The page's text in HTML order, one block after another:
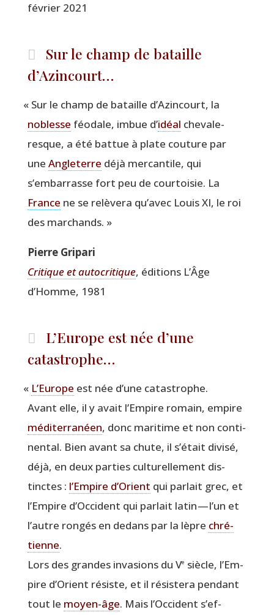
février 2021
Sur le champ de bataille
d’Azincourt…
« Sur le champ de bataille d’A­zin­court, la
noblesse féo­dale, imbue d’idéal che­va­le­
resque, a été bat­tue à plate cou­ture par
une Angle­terre déjà mer­can­tile, qui
s’embarrasse fort peu de cour­toi­sie. La
France ne se relè­ve­ra qu’a­vec Louis XI, le roi
des marchands. »
Pierre Gri­pa­ri
Cri­tique et auto­cri­tique, édi­tions L’Âge
d’Homme, 1981
L’Europe est née d’une
catastrophe…
« L’Eu­rope est née d’une catastrophe.
Avant elle, il y avait l’Em­pire romain, empire
médi­ter­ra­néen, donc mari­time et non conti­
nen­tal. Bien avant sa chute, il s’é­tait divi­sé,
déjà, en deux par­ties cultu­rel­le­ment dis­
tinctes : l’Em­pire d’O­rient qui par­lait grec, et
l’Em­pire d’Oc­ci­dent qui par­lait latin — l’un et
l’autre ron­gés en dedans par la lèpre chré­
tienne.
Lors des grandes inva­sions du Ve siècle, l’Em­
pire d’O­rient résiste, et il résis­te­ra pen­dant
tout le moyen-âge. Mais l’Oc­ci­dent s’ef­